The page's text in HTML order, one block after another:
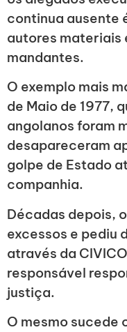
continua ausente
autores materiais
mandantes.
O exemplo mais
de Maio de 1977,
angolanos foram
desapareceram
golpe de Estado
companhia.
Décadas depois,
excessos e pediu
através da
responsável
justiça.
O mesmo sucede